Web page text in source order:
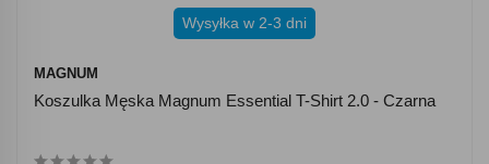
Wysyłka w 2-3 dni
MAGNUM
Koszulka Męska Magnum Essential T-Shirt 2.0 - Czarna